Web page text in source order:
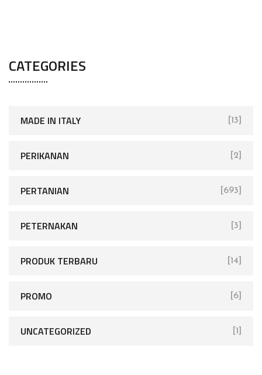
CATEGORIES
MADE IN ITALY [13]
PERIKANAN [2]
PERTANIAN [693]
PETERNAKAN [3]
PRODUK TERBARU [14]
PROMO [6]
UNCATEGORIZED [1]